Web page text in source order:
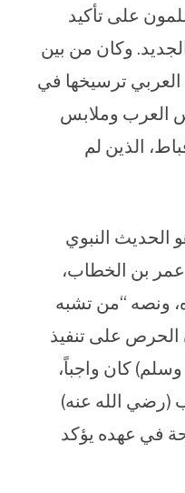
على تأكيد
وكان من بين
العربي ترسيخها في
العرب وملابس
الذين لم
الحديث النبوي
عمر بن الخطاب،
ونصه “من تشبه
الحرص على تنفيذ
كان واجباً،
(رضي الله عنه)
في عهده يؤكد